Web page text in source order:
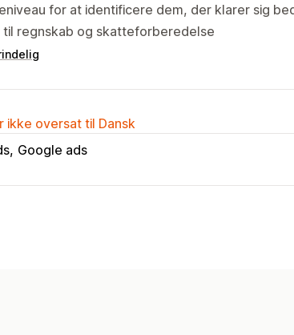
for at identificere dem, der klarer sig
regnskab og skatteforberedelse
ikke oversat til Dansk
Google ads